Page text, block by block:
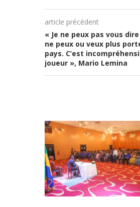
article précédent
« Je ne peux pas vous
ne peux ou veux plus
pays. C’est
joueur », Mario Lemina